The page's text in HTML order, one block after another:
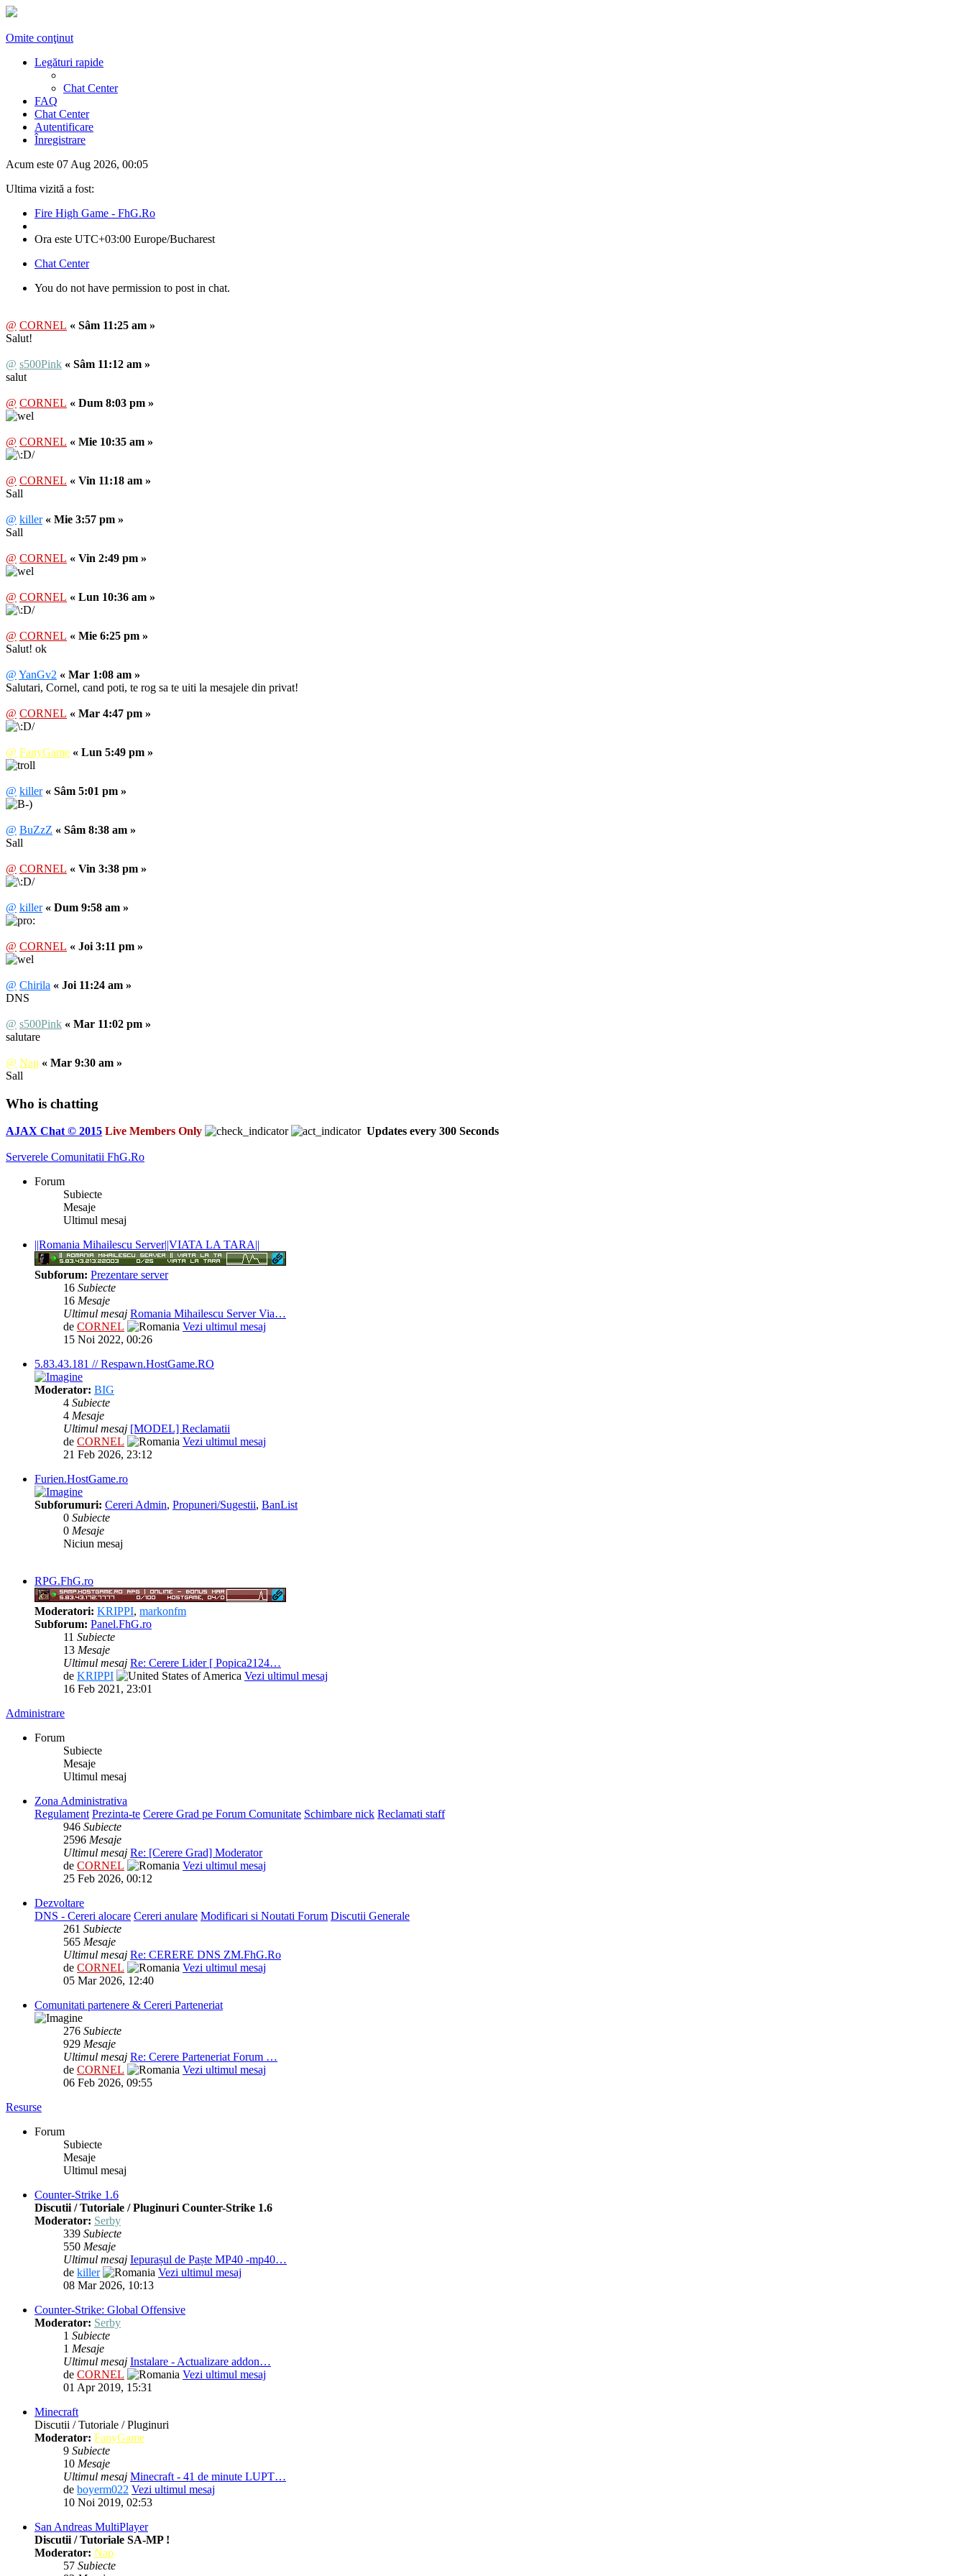
Omite conţinut
Legături rapide
Chat Center
FAQ
Chat Center
Autentificare
Înregistrare
Acum este 07 Aug 2026, 00:05
Ultima vizită a fost:
Fire High Game - FhG.Ro
Ora este UTC+03:00 Europe/Bucharest
Chat Center
You do not have permission to post in chat.
@ CORNEL « Sâm 11:25 am »
Salut!
@ s500Pink « Sâm 11:12 am »
salut
@ CORNEL « Dum 8:03 pm »
@ CORNEL « Mie 10:35 am »
@ CORNEL « Vin 11:18 am »
Sall
@ killer « Mie 3:57 pm »
Sall
@ CORNEL « Vin 2:49 pm »
@ CORNEL « Lun 10:36 am »
@ CORNEL « Mie 6:25 pm »
Salut! ok
@ YanGv2 « Mar 1:08 am »
Salutari, Cornel, cand poti, te rog sa te uiti la mesajele din privat!
@ CORNEL « Mar 4:47 pm »
@ FanyGame « Lun 5:49 pm »
@ killer « Sâm 5:01 pm »
@ BuZzZ « Sâm 8:38 am »
Sall
@ CORNEL « Vin 3:38 pm »
@ killer « Dum 9:58 am »
@ CORNEL « Joi 3:11 pm »
@ Chirila « Joi 11:24 am »
DNS
@ s500Pink « Mar 11:02 pm »
salutare
@ Nap « Mar 9:30 am »
Sall
Who is chatting
AJAX Chat © 2015 Live Members Only Updates every 300 Seconds
Serverele Comunitatii FhG.Ro
Forum
Subiecte
Mesaje
Ultimul mesaj
||Romania Mihailescu Server||VIATA LA TARA||
Subforum: Prezentare server
16 Subiecte
16 Mesaje
Ultimul mesaj Romania Mihailescu Server Via…
de CORNEL
Vezi ultimul mesaj
15 Noi 2022, 00:26
5.83.43.181 // Respawn.HostGame.RO
Moderator: BIG
4 Subiecte
4 Mesaje
Ultimul mesaj [MODEL] Reclamatii
de CORNEL
Vezi ultimul mesaj
21 Feb 2026, 23:12
Furien.HostGame.ro
Subforumuri: Cereri Admin, Propuneri/Sugestii, BanList
0 Subiecte
0 Mesaje
Niciun mesaj
RPG.FhG.ro
Moderatori: KRIPPI, markonfm
Subforum: Panel.FhG.ro
11 Subiecte
13 Mesaje
Ultimul mesaj Re: Cerere Lider [ Popica2124…
de KRIPPI
Vezi ultimul mesaj
16 Feb 2021, 23:01
Administrare
Forum
Subiecte
Mesaje
Ultimul mesaj
Zona Administrativa
Regulament Prezinta-te Cerere Grad pe Forum Comunitate Schimbare nick Reclamati staff
946 Subiecte
2596 Mesaje
Ultimul mesaj Re: [Cerere Grad] Moderator
de CORNEL
Vezi ultimul mesaj
25 Feb 2026, 00:12
Dezvoltare
DNS - Cereri alocare Cereri anulare Modificari si Noutati Forum Discutii Generale
261 Subiecte
565 Mesaje
Ultimul mesaj Re: CERERE DNS ZM.FhG.Ro
de CORNEL
Vezi ultimul mesaj
05 Mar 2026, 12:40
Comunitati partenere & Cereri Parteneriat
276 Subiecte
929 Mesaje
Ultimul mesaj Re: Cerere Parteneriat Forum …
de CORNEL
Vezi ultimul mesaj
06 Feb 2026, 09:55
Resurse
Forum
Subiecte
Mesaje
Ultimul mesaj
Counter-Strike 1.6
Discutii / Tutoriale / Pluginuri Counter-Strike 1.6
Moderator: Serby
339 Subiecte
550 Mesaje
Ultimul mesaj Iepurașul de Paște MP40 -mp40…
de killer
Vezi ultimul mesaj
08 Mar 2026, 10:13
Counter-Strike: Global Offensive
Moderator: Serby
1 Subiecte
1 Mesaje
Ultimul mesaj Instalare - Actualizare addon…
de CORNEL
Vezi ultimul mesaj
01 Apr 2019, 15:31
Minecraft
Discutii / Tutoriale / Pluginuri
Moderator: FanyGame
9 Subiecte
10 Mesaje
Ultimul mesaj Minecraft - 41 de minute LUPT…
de boyerm022 Vezi ultimul mesaj
10 Noi 2019, 02:53
San Andreas MultiPlayer
Discutii / Tutoriale SA-MP !
Moderator: Nap
57 Subiecte